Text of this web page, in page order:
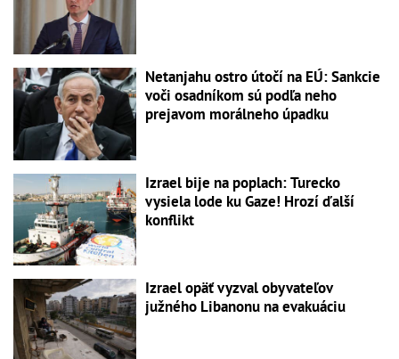
Netanjahu ostro útočí na EÚ: Sankcie
voči osadníkom sú podľa neho
prejavom morálneho úpadku
Izrael bije na poplach: Turecko
vysiela lode ku Gaze! Hrozí ďalší
konflikt
Izrael opäť vyzval obyvateľov
južného Libanonu na evakuáciu